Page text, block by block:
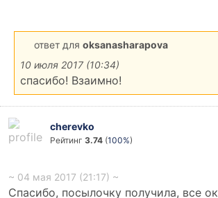
ответ для oksanasharapova
10 июля 2017 (10:34)
спасибо! Взаимно!
cherevko
Рейтинг 3.74 (100%)
~ 04 мая 2017 (21:17) ~
Спасибо, посылочку получила, все ок